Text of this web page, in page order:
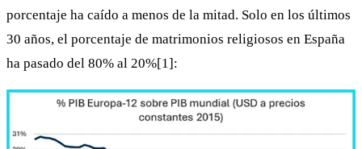
porcentaje ha caído a menos de la mitad. Solo en los últimos
30 años, el porcentaje de matrimonios religiosos en España
ha pasado del 80% al 20%[1]: